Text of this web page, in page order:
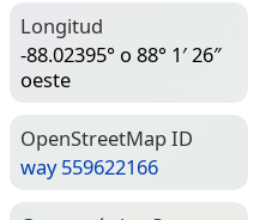
Longitud
-88.02395° o 88° 1′ 26″
oeste
Open­Street­Map ID
way 559622166